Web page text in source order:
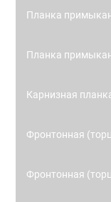
Планка
Планка
Карнизная
Фронтонная
Фронтонная